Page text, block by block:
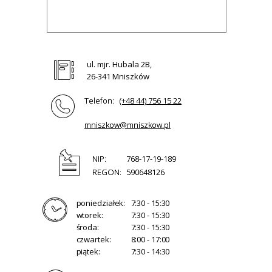
ul. mjr. Hubala 2B,
26-341 Mniszków
Telefon: (+48 44) 756 15 22
mniszkow@mniszkow.pl
NIP:
768-17-19-189
REGON: 590648126
poniedziałek:
7:30 - 15:30
wtorek:
7:30 - 15:30
środa:
7:30 - 15:30
czwartek:
8:00 - 17:00
piątek:
7:30 - 14:30